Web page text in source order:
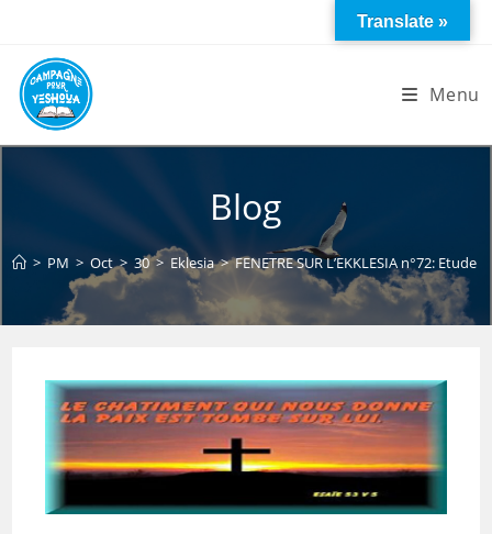
content
Menu
Blog
> PM > Oct > 30 > Eklesia > FENETRE SUR L’EKKLESIA n°72:
Translate »